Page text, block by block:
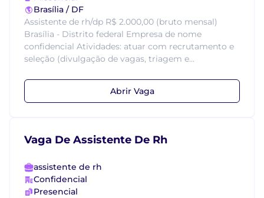
Brasília / DF
Assistente de rh/dp R$ 2.000,00 (bruto mensal)
Brasília - Distrito federal Empresa de nome
confidencial Atividades: atuar com recrutamento e
seleção (divulgação de vagas, triagem e...
Abrir Vaga
Vaga De Assistente De Rh
assistente de rh
Confidencial
Presencial